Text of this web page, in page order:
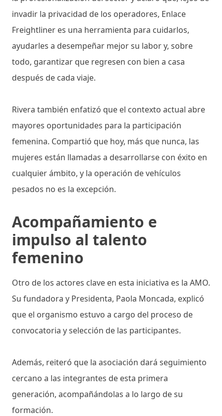
invadir la privacidad de los operadores, Enlace
Freightliner es una herramienta para cuidarlos,
ayudarles a desempeñar mejor su labor y, sobre
todo, garantizar que regresen con bien a casa
después de cada viaje.
Rivera también enfatizó que el contexto actual abre
mayores oportunidades para la participación
femenina. Compartió que hoy, más que nunca, las
mujeres están llamadas a desarrollarse con éxito en
cualquier ámbito, y la operación de vehículos
pesados no es la excepción.
Acompañamiento e
impulso al talento
femenino
Otro de los actores clave en esta iniciativa es la AMO.
Su fundadora y Presidenta, Paola Moncada, explicó
que el organismo estuvo a cargo del proceso de
convocatoria y selección de las participantes.
Además, reiteró que la asociación dará seguimiento
cercano a las integrantes de esta primera
generación, acompañándolas a lo largo de su
formación.